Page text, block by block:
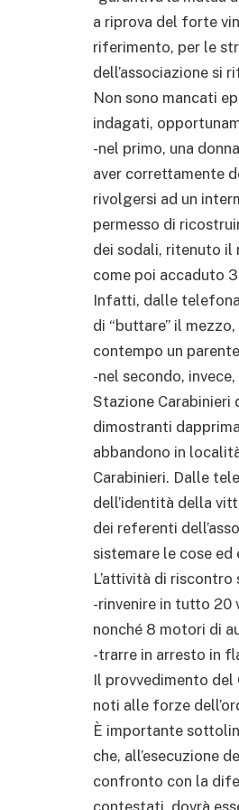
a riprova del forte
riferimento, per le
dell’associazione si
Non sono mancati
indagati,
-nel primo, una
aver correttamente
rivolgersi ad un
permesso di
dei sodali, ritenuto il
come poi accaduto
Infatti, dalle
di “buttare” il
contempo un
-nel secondo,
Stazione Carabinieri
dimostranti
abbandono in
Carabinieri. Dalle
dell’identità della
dei referenti
sistemare le cose ed
L’attività di
-rinvenire in tutto
nonché 8 motori di
-trarre in arresto in
Il provvedimento del
noti alle forze
È importante
che, all’esecuzione
confronto con la
contestati, dovrà